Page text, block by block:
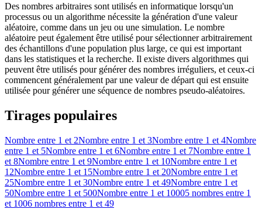
Des nombres arbitraires sont utilisés en informatique lorsqu'un
processus ou un algorithme nécessite la génération d'une valeur
aléatoire, comme dans un jeu ou une simulation. Le nombre
aléatoire peut également être utilisé pour sélectionner arbitrairement
des échantillons d'une population plus large, ce qui est important
dans les statistiques et la recherche. Il existe divers algorithmes qui
peuvent être utilisés pour générer des nombres irréguliers, et ceux-ci
commencent généralement par une valeur de départ qui est ensuite
utilisée pour générer une séquence de nombres pseudo-aléatoires.
Tirages populaires
Nombre entre 1 et 2Nombre entre 1 et 3Nombre entre 1 et 4Nombre
entre 1 et 5Nombre entre 1 et 6Nombre entre 1 et 7Nombre entre 1
et 8Nombre entre 1 et 9Nombre entre 1 et 10Nombre entre 1 et
12Nombre entre 1 et 15Nombre entre 1 et 20Nombre entre 1 et
25Nombre entre 1 et 30Nombre entre 1 et 49Nombre entre 1 et
50Nombre entre 1 et 500Nombre entre 1 et 10005 nombres entre 1
et 1006 nombres entre 1 et 49